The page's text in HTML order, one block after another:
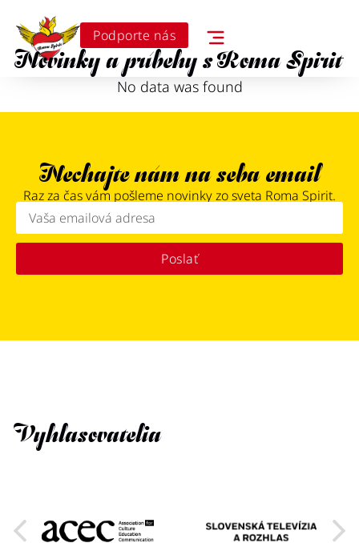
Podporte nás
Novinky a príbehy s Roma Spirit
No data was found
Nechajte nám na seba email
Raz za čas vám pošleme novinky zo sveta Roma Spirit.
Poslať
Vyhlasovatelia